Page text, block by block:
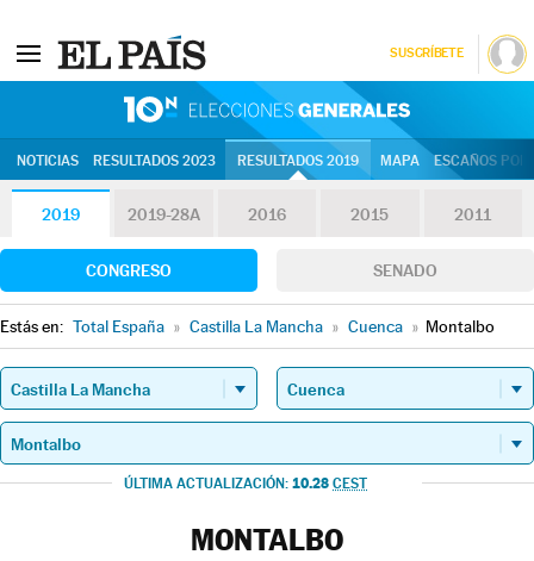
SUSCRÍBETE
NOTICIAS RESULTADOS 2023 RESULTADOS 2019 MAPA ESCAÑOS
2019 2019-28A 2016 2015 2011
CONGRESO SENADO
Estás en: Total España » Castilla La Mancha » Cuenca » Montalbo
ÚLTIMA ACTUALIZACIÓN: 10.28 CEST
MONTALBO